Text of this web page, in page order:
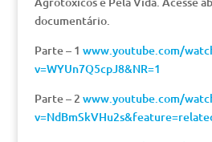
documentário.
Parte – 1 www.youtube.com/
v=WYUn7Q5cpJ8&NR=1
Parte – 2 www.youtube.com/